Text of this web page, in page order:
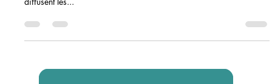
membres du site (et non pas aux abonnés à la newsletter qui
diffusent les...